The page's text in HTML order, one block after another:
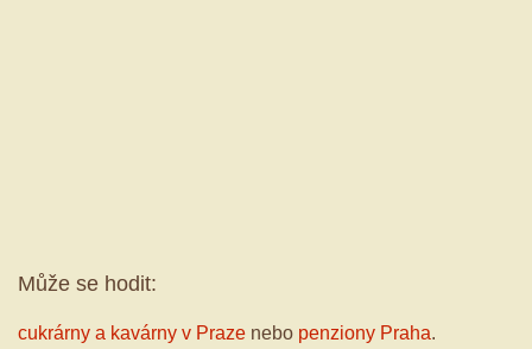
Může se hodit:
cukrárny a kavárny v Praze nebo penziony Praha.